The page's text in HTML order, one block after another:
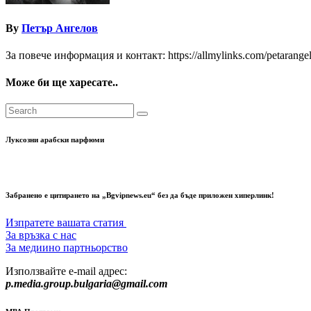
By Петър Ангелов
За повече информация и контакт: https://allmylinks.com/
Може би ще харесате..
Луксозни арабски парфюми
Забранено е цитирането на „Bgvipnews.eu“ без да бъде приложен хиперлинк!
Изпратете вашата статия
За връзка с нас
За медиино партньорство
Използвайте e-mail адрес:
p.media.group.bulgaria@gmail.com